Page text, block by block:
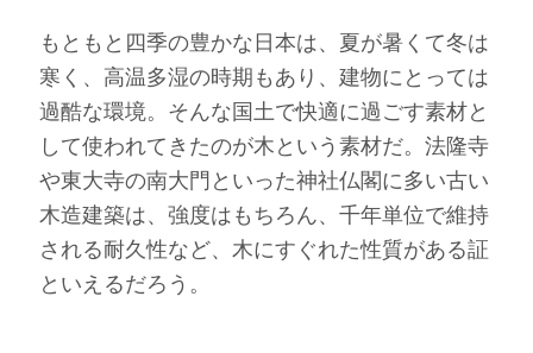
もともと四季の豊かな日本は、夏が暑くて冬は
寒く、高温多湿の時期もあり、建物にとっては
過酷な環境。そんな国土で快適に過ごす素材と
して使われてきたのが木という素材だ。法隆寺
や東大寺の南大門といった神社仏閣に多い古い
木造建築は、強度はもちろん、千年単位で維持
される耐久性など、木にすぐれた性質がある証
といえるだろう。